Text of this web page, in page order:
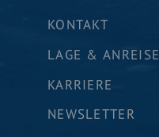
KONTAKT
LAGE & ANREISE
KARRIERE
NEWSLETTER